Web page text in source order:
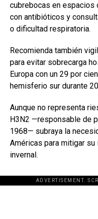
cubrebocas en espacios
con antibióticos y
o dificultad respiratoria.
Recomienda también
para evitar sobrecarga
Europa con un 29 por
hemisferio sur durante
Aunque no representa
H3N2 —responsable de
1968— subraya la
Américas para mitigar
invernal.
ADVERTISEMENT.